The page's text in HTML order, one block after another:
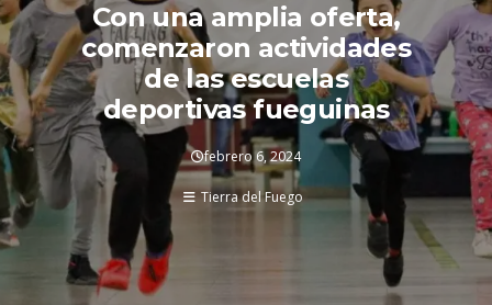
Con una amplia oferta,
comenzaron actividades
de las escuelas
deportivas fueguinas
febrero 6, 2024
Tierra del Fuego